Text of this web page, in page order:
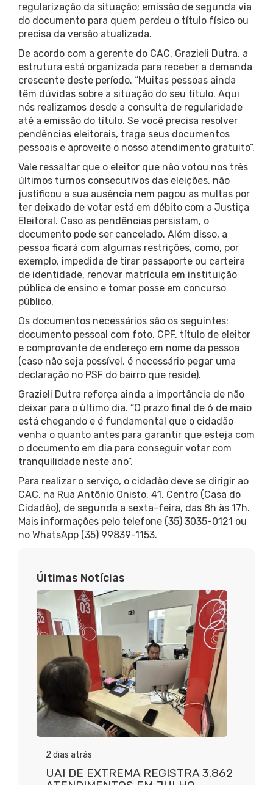
regularização da situação; emissão de segunda via
do documento para quem perdeu o título físico ou
precisa da versão atualizada.
De acordo com a gerente do CAC, Grazieli Dutra, a
estrutura está organizada para receber a demanda
crescente deste período. “Muitas pessoas ainda
têm dúvidas sobre a situação do seu título. Aqui
nós realizamos desde a consulta de regularidade
até a emissão do título. Se você precisa resolver
pendências eleitorais, traga seus documentos
pessoais e aproveite o nosso atendimento gratuito”.
Vale ressaltar que o eleitor que não votou nos três
últimos turnos consecutivos das eleições, não
justificou a sua ausência nem pagou as multas por
ter deixado de votar está em débito com a Justiça
Eleitoral. Caso as pendências persistam, o
documento pode ser cancelado. Além disso, a
pessoa ficará com algumas restrições, como, por
exemplo, impedida de tirar passaporte ou carteira
de identidade, renovar matrícula em instituição
pública de ensino e tomar posse em concurso
público.
Os documentos necessários são os seguintes:
documento pessoal com foto, CPF, título de eleitor
e comprovante de endereço em nome da pessoa
(caso não seja possível, é necessário pegar uma
declaração no PSF do bairro que reside).
Grazieli Dutra reforça ainda a importância de não
deixar para o último dia. “O prazo final de 6 de maio
está chegando e é fundamental que o cidadão
venha o quanto antes para garantir que esteja com
o documento em dia para conseguir votar com
tranquilidade neste ano”.
Para realizar o serviço, o cidadão deve se dirigir ao
CAC, na Rua Antônio Onisto, 41, Centro (Casa do
Cidadão), de segunda a sexta-feira, das 8h às 17h.
Mais informações pelo telefone (35) 3035-0121 ou
no WhatsApp (35) 99839-1153.
Últimas Notícias
2 dias atrás
UAI DE EXTREMA REGISTRA 3.862